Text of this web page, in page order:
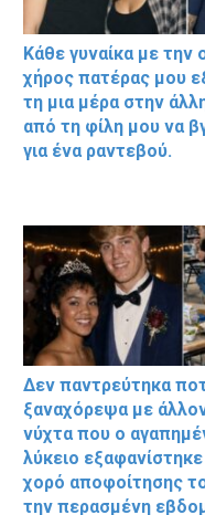
Κάθε γυναίκα με την
χήρος πατέρας μου
τη μια μέρα στην
από τη φίλη μου να
για ένα ραντεβού.
Δεν παντρεύτηκα
ξαναχόρεψα με
νύχτα που ο
λύκειο
χορό αποφοίτησης
την περασμένη